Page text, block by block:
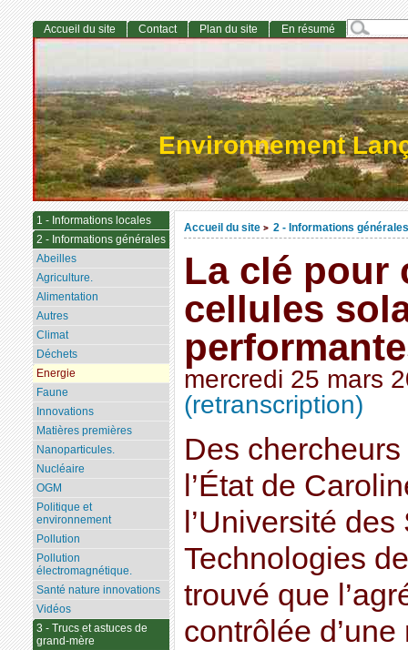
Environnement
Accueil du site > 2 - Informations générales
La clé pour
cellules
mercredi 25 mars
(retranscription)
Des
l’État de
l’Université
Technologies
trouvé que
contrôlée
Accueil du site Contact Plan du site En résumé
1 - Informations locales
2 - Informations générales
Abeilles
Agriculture.
Alimentation
Autres
Climat
Déchets
Energie
Faune
Innovations
Matières premières
Nanoparticules.
Nucléaire
OGM
Politique et
environnement
Pollution
Pollution
électromagnétique.
Santé nature innovations
Vidéos
3 - Trucs et astuces de
grand-mère